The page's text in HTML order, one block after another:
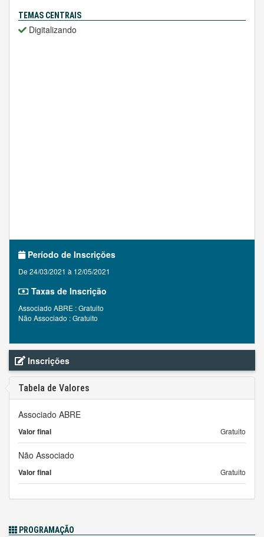
TEMAS CENTRAIS
Digitalizando
Período de Inscrições
De 24/03/2021 à 12/05/2021
Taxas de Inscrição
Associado ABRE : Gratuito
Não Associado : Gratuito
Inscrições
Tabela de Valores
Associado ABRE
Valor final Gratuito
Não Associado
Valor final Gratuito
PROGRAMAÇÃO